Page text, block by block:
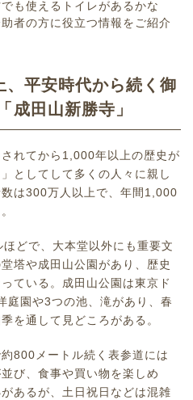
も使えるトイレがあるかな
者の方に役立つ情報をご紹介
平安時代から続く御
成田山新勝寺」
れてから1,000年以上の歴史が
としてして多くの人々に親し
は300万人以上で、年間1,000
どで、大本堂以外にも重要文
塔や成田山公園があり、歴史
ている。成田山公園は東京ド
庭園や3つの池、滝があり、春
を通して見どころがある。
800メートル続く表参道には
び、食事や買い物を楽しめ
あるが、土日祝日などは混雑